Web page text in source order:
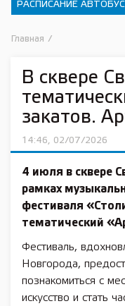
РАСПИСАНИЕ
Главная /
В сквере
закатов.
14:46, 02/07/2026
4 июля в сквере
рамках
фестиваля
тематический
Фестиваль,
Новгорода,
познакомиться с
искусство и стать